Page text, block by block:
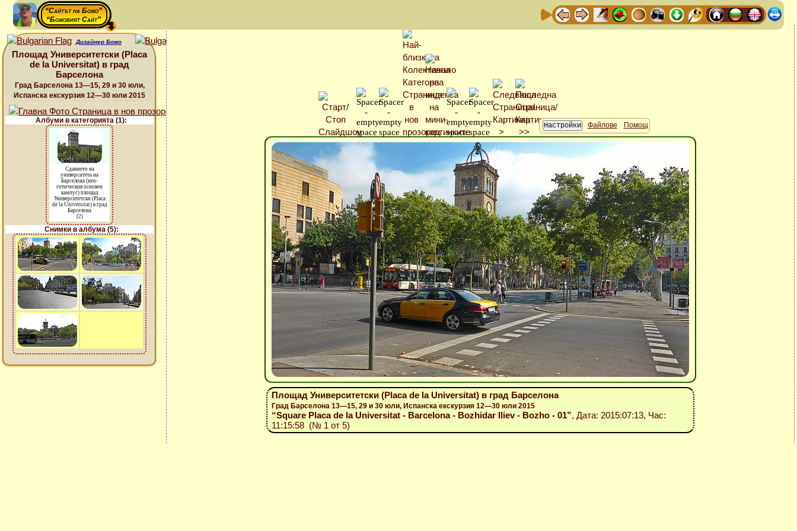
“Сайтът на Божо”
“Божовият Сайт”
Дизайнер Божо
Площад Университетски (Placa
de la Universitat) в град
Барселона
Град Барселона 13—15, 29 и 30 юли,
Испанска екскурзия 12—30 юли 2015
Албуми в категорията (1):
Сданието на
университета на
Барселона (нео-
готическия основен
кампус) площад
Университетски (Placa
de la Universitat) в град
Барселона
(2)
Снимки в албума (5):
Файлове Помощ
Площад Университетски (Placa de la Universitat) в град Барселона
Град Барселона 13—15, 29 и 30 юли, Испанска екскурзия 12—30 юли 2015
“Square Placa de la Universitat - Barcelona - Bozhidar Iliev - Bozho - 01”, Дата: 2015:07:13, Час:
11:15:58 (№ 1 от 5)